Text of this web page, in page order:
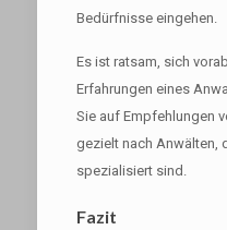
Bedürfnisse eingehen.
Es ist ratsam, sich
Erfahrungen eines
Sie auf Empfehlungen
gezielt nach Anwälten,
spezialisiert sind.
Fazit